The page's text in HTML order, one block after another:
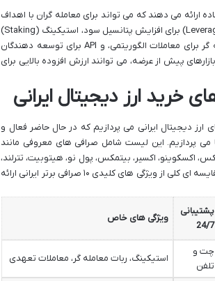
ارائه می دهند که می تواند برای معامله گران با اهداف
خاص جذاب باشد. این امکانات شامل معاملات اهرمی یا تعهدی (Leveraged Trading) برای افزایش پتانسیل سود، استیکینگ (Staking)
و ییلد فارمینگ (Yield Farming) برای کسب درآمد منفعل، ربات های معامله گر برای معاملات الگوریتمی، و API برای توسعه دهندگان
پیش از عرضه، می توانند ارزش افزوده بالایی برای
خرید ارز دیجیتال ایرانی
دیجیتال ایرانی می پردازیم که در حال حاضر فعال و
پردازیم. این لیست شامل صرافی های معروفی مانند
بیت ۲۴، رمزینکس، او ام پی فینکس، اکسکوینو، اکسیر، بیتمکس، پول نو، هیتوبیت، تترلند،
سرمایکس، ارزینجا، بیدارز، همتاپی، راستین و ایرانیکارت است. در جدول زیر، مقایسه ای کلی از ویژگی های کلیدی ۱۰ صرافی برتر ایرانی ارائه
پشتیبانی
24/7
ویژگی های خاص
چت و
تلفن
استیکینگ، ربات معامله گر، معاملات تعهدی